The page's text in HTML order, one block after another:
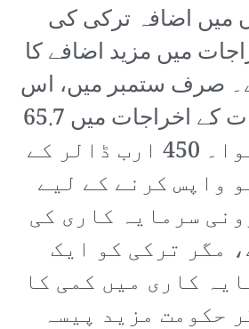
میں اضافہ ترکی کی
میں مزید اضافے کا
صرف ستمبر میں، اس
کی بجلی درآمدات کے اخراجات میں 65.7
فیصد اضافہ ہوا۔ 450 ارب ڈالر کے
واپس کرنے کے لیے
سرمایہ کاری کی
مگر ترکی کو ایک
کاری میں کمی کا
حکومت مزید پیسہ